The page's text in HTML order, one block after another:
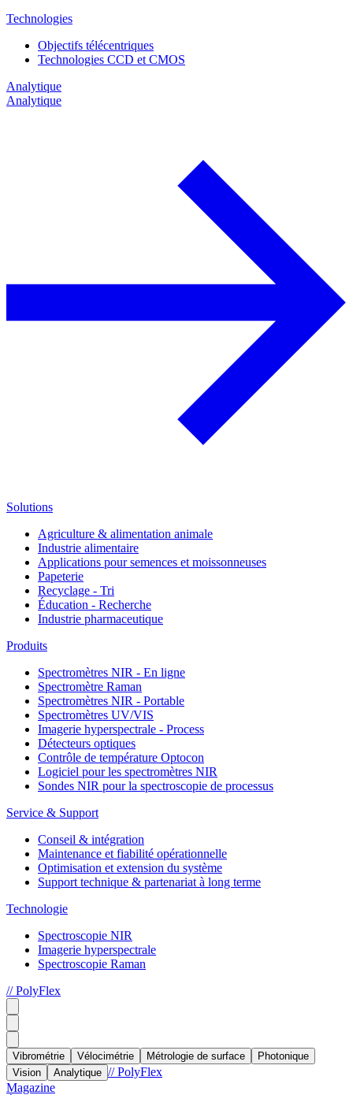
Technologies
Objectifs télécentriques
Technologies CCD et CMOS
Analytique
Analytique
Solutions
Agriculture & alimentation animale
Industrie alimentaire
Applications pour semences et moissonneuses
Papeterie
Recyclage - Tri
Éducation - Recherche
Industrie pharmaceutique
Produits
Spectromètres NIR - En ligne
Spectromètre Raman
Spectromètres NIR - Portable
Spectromètres UV/VIS
Imagerie hyperspectrale - Process
Détecteurs optiques
Contrôle de température Optocon
Logiciel pour les spectromètres NIR
Sondes NIR pour la spectroscopie de processus
Service & Support
Conseil & intégration
Maintenance et fiabilité opérationnelle
Optimisation et extension du système
Support technique & partenariat à long terme
Technologie
Spectroscopie NIR
Imagerie hyperspectrale
Spectroscopie Raman
// PolyFlex
Vibrométrie Vélocimétrie Métrologie de surface
Photonique
Vision
Analytique // PolyFlex
Magazine